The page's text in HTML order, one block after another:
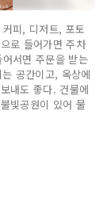
피, 디저트, 포토
로 들어가면 주차
서면 주문을 받는
공간이고, 옥상에
내도 좋다. 건물에
빛공원이 있어 물